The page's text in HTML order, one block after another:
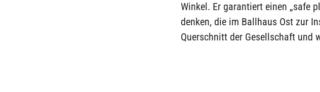
Winkel. Er garantiert einen „safe
denken, die im Ballhaus Ost zur
Querschnitt der Gesellschaft und